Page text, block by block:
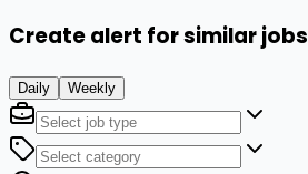
Create alert for similar jobs
Daily Weekly